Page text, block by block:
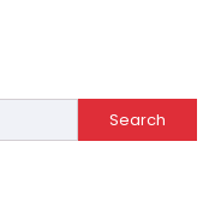
Search